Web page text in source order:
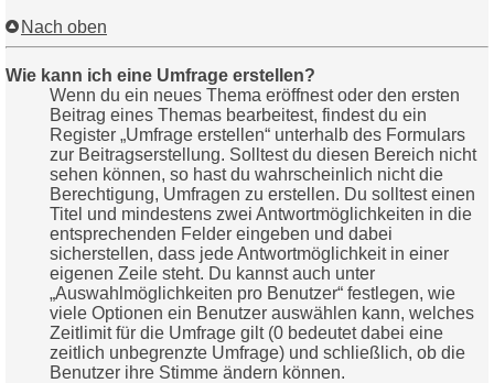
Nach oben
Wie kann ich eine Umfrage erstellen?
Wenn du ein neues Thema eröffnest oder den ersten
Beitrag eines Themas bearbeitest, findest du ein
Register „Umfrage erstellen“ unterhalb des Formulars
zur Beitragserstellung. Solltest du diesen Bereich nicht
sehen können, so hast du wahrscheinlich nicht die
Berechtigung, Umfragen zu erstellen. Du solltest einen
Titel und mindestens zwei Antwortmöglichkeiten in die
entsprechenden Felder eingeben und dabei
sicherstellen, dass jede Antwortmöglichkeit in einer
eigenen Zeile steht. Du kannst auch unter
„Auswahlmöglichkeiten pro Benutzer“ festlegen, wie
viele Optionen ein Benutzer auswählen kann, welches
Zeitlimit für die Umfrage gilt (0 bedeutet dabei eine
zeitlich unbegrenzte Umfrage) und schließlich, ob die
Benutzer ihre Stimme ändern können.